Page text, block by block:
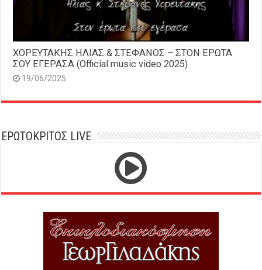
ΧΟΡΕΥΤΑΚΗΣ ΗΛΙΑΣ & ΣΤΕΦΑΝΟΣ – ΣΤΟΝ ΕΡΩΤΑ
ΣΟΥ ΕΓΕΡΑΣΑ (Official music video 2025)
19/06/2025
ΕΡΩΤΟΚΡΙΤΟΣ LIVE